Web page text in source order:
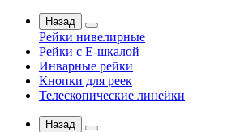
Назад
Рейки нивелирные
Рейки с Е-шкалой
Инварные рейки
Кнопки для реек
Телескопические линейки
Назад